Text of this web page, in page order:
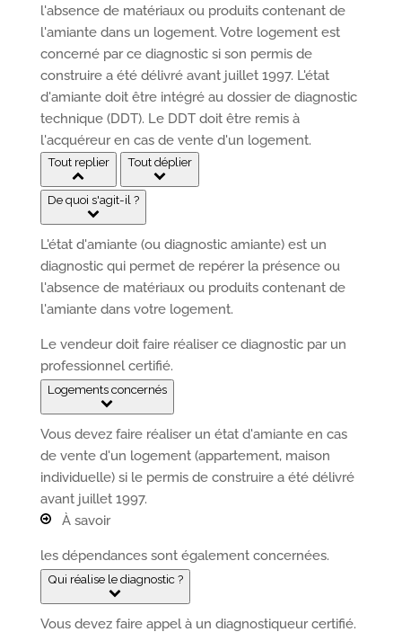
l'absence de matériaux ou produits contenant de
l'amiante dans un logement. Votre logement est
concerné par ce diagnostic si son permis de
construire a été délivré avant juillet 1997. L'état
d'amiante doit être intégré au dossier de diagnostic
technique (DDT). Le DDT doit être remis à
l'acquéreur en cas de vente d'un logement.
Tout replier Tout déplier
De quoi s'agit-il ?
L'état d'amiante (ou diagnostic amiante) est un
diagnostic qui permet de repérer la présence ou
l'absence de matériaux ou produits contenant de
l'amiante dans votre logement.
Le vendeur doit faire réaliser ce diagnostic par un
professionnel certifié.
Logements concernés
Vous devez faire réaliser un état d'amiante en cas
de vente d'un logement (appartement, maison
individuelle) si le permis de construire a été délivré
avant juillet 1997.
À savoir
les dépendances sont également concernées.
Qui réalise le diagnostic ?
Vous devez faire appel à un diagnostiqueur certifié.